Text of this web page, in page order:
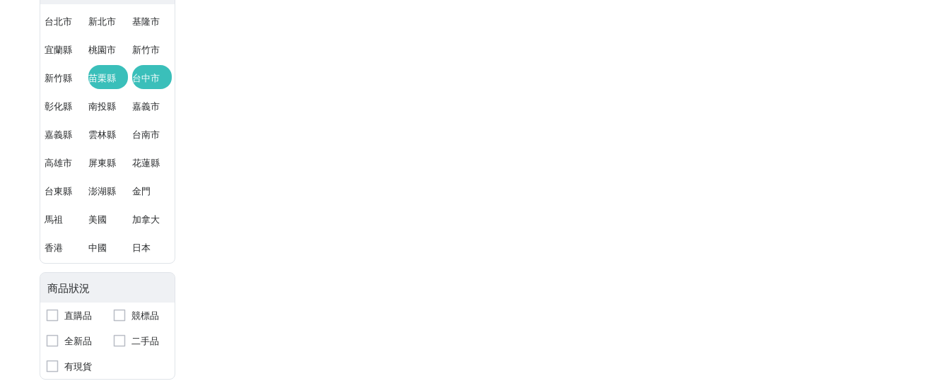
台北市 新北市 基隆市
宜蘭縣 桃園市 新竹市
新竹縣 苗栗縣 台中市
彰化縣 南投縣 嘉義市
嘉義縣 雲林縣 台南市
高雄市 屏東縣 花蓮縣
台東縣 澎湖縣 金門
馬祖 美國 加拿大
香港 中國 日本
商品狀況
直購品
競標品
全新品
二手品
有現貨